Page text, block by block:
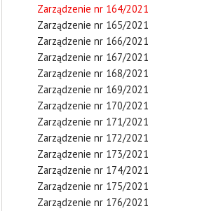
Zarządzenie nr 164/2021
Zarządzenie nr 165/2021
Zarządzenie nr 166/2021
Zarządzenie nr 167/2021
Zarządzenie nr 168/2021
Zarządzenie nr 169/2021
Zarządzenie nr 170/2021
Zarządzenie nr 171/2021
Zarządzenie nr 172/2021
Zarządzenie nr 173/2021
Zarządzenie nr 174/2021
Zarządzenie nr 175/2021
Zarządzenie nr 176/2021